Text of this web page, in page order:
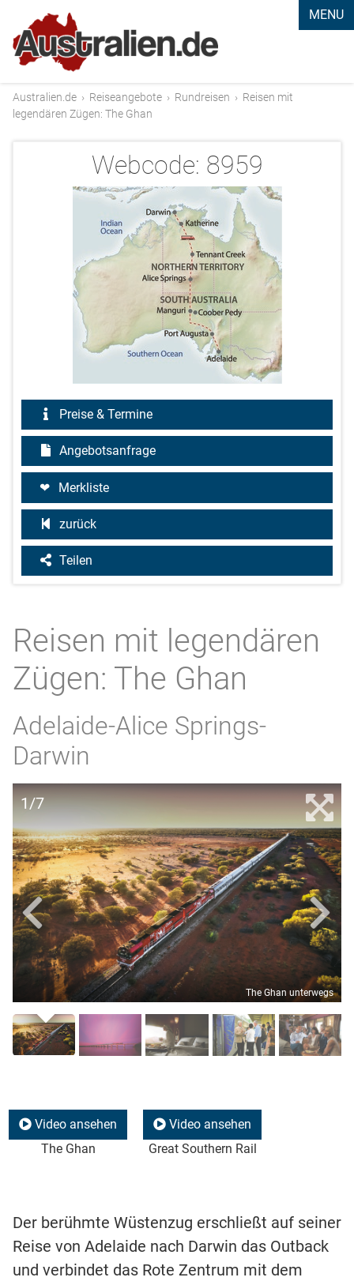
MENU
Australien.de › Reiseangebote › Rundreisen › Reisen mit
legendären Zügen: The Ghan
Webcode: 8959
Preise & Termine
Angebotsanfrage
Merkliste
zurück
Teilen
Reisen mit legendären
Zügen: The Ghan
Adelaide-Alice Springs-
Darwin
1/7
The Ghan unterwegs
Video ansehen
The Ghan
Video ansehen
Great Southern Rail
Der berühmte Wüstenzug erschließt auf seiner
Reise von Adelaide nach Darwin das Outback
und verbindet das Rote Zentrum mit dem